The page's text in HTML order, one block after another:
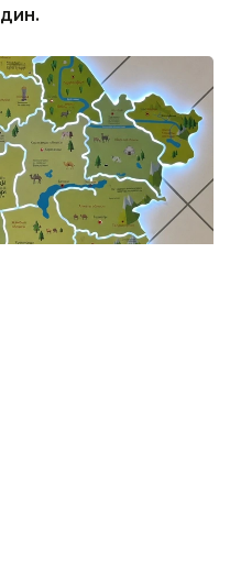
дин.